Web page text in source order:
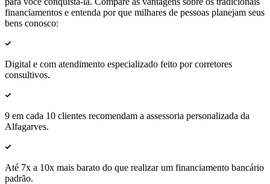
financiamentos e entenda por que milhares de pessoas planejam seus
bens conosco:
Digital e com atendimento especializado feito por corretores
consultivos.
9 em cada 10 clientes recomendam a assessoria personalizada da
Alfagarves.
Até 7x a 10x mais barato do que realizar um financiamento bancário
padrão.